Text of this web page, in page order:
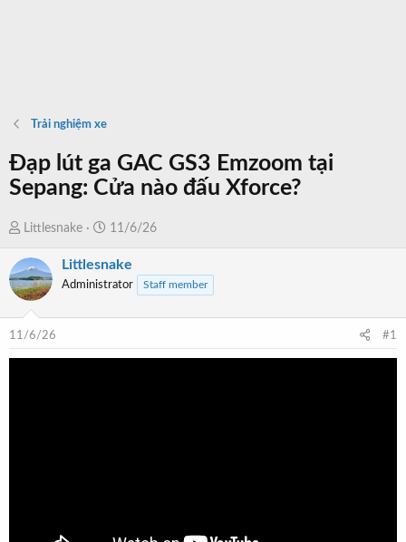
Trải nghiệm xe
Đạp lút ga GAC GS3 Emzoom tại
Sepang: Cửa nào đấu Xforce?
T
r
e
d
Littlesnake
N
à
y
11/6/26
Littlesnake
Administrator Staff member
11/6/26 #1